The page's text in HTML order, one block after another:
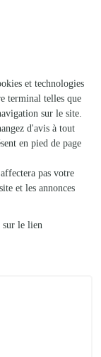
plante abîmée
suivante
à temps.
Trustpilot.